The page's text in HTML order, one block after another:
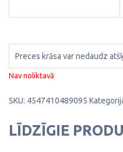
Preces krāsa var nedaudz
Nav noliktavā
SKU: 4547410489095
LĪDZĪGIE